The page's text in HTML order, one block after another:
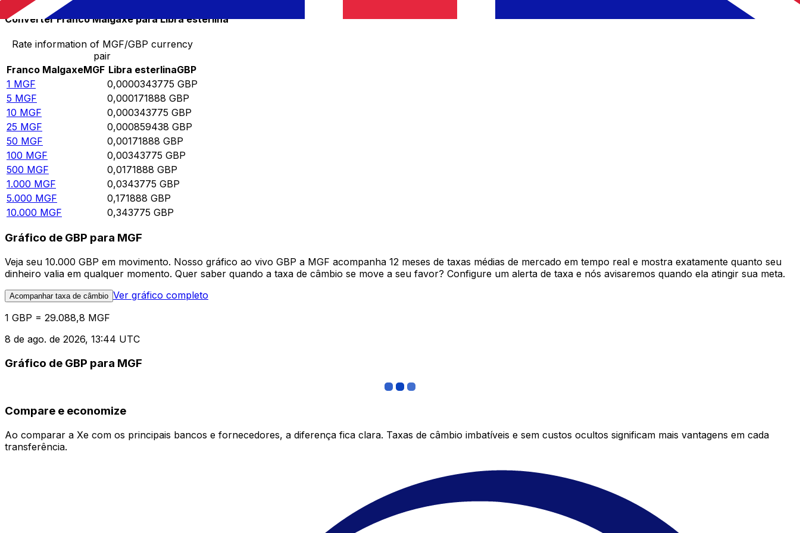
Converter Franco Malgaxe para Libra esterlina
Rate information of MGF/GBP currency
pair
Franco MalgaxeMGF Libra esterlinaGBP
1 MGF 0,0000343775 GBP
5 MGF 0,000171888 GBP
10 MGF 0,000343775 GBP
25 MGF 0,000859438 GBP
50 MGF 0,00171888 GBP
100 MGF 0,00343775 GBP
500 MGF 0,0171888 GBP
1.000 MGF 0,0343775 GBP
5.000 MGF 0,171888 GBP
10.000 MGF 0,343775 GBP
Gráfico de GBP para MGF
Veja seu 10.000 GBP em movimento. Nosso gráfico ao vivo GBP a MGF acompanha 12 meses de taxas médias de mercado em tempo real e mostra exatamente quanto seu
dinheiro valia em qualquer momento. Quer saber quando a taxa de câmbio se move a seu favor? Configure um alerta de taxa e nós avisaremos quando ela atingir sua meta.
Acompanhar taxa de câmbio Ver gráfico completo
1 GBP = 29.088,8 MGF
8 de ago. de 2026, 13:44 UTC
Gráfico de GBP para MGF
Compare e economize
Ao comparar a Xe com os principais bancos e fornecedores, a diferença fica clara. Taxas de câmbio imbatíveis e sem custos ocultos significam mais vantagens em cada
transferência.